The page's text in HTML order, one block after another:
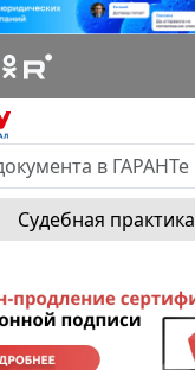
Судебная практика